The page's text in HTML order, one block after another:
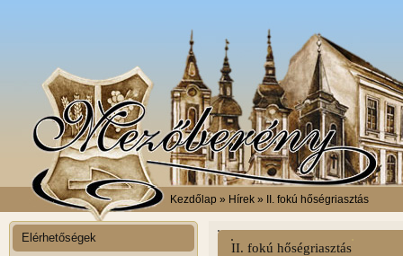
Kezdőlap » Hírek » II. fokú hőségriasztás
Elérhetőségek
II. fokú hőségriasztás